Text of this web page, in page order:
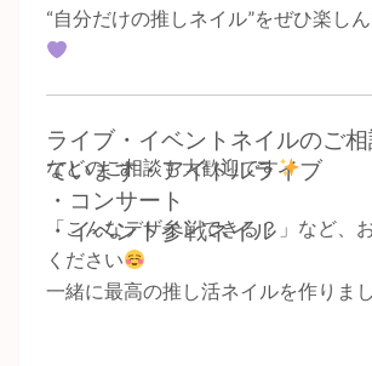
“自分だけの推しネイル”をぜひ楽し
ライブ・イベントネイルのご
ています・アイドルライブ
・コンサート
・イベント参戦ネイル
などのご相談も大歓迎です
「こんなデザインできる？」など、
ください
一緒に最高の推し活ネイルを作りま